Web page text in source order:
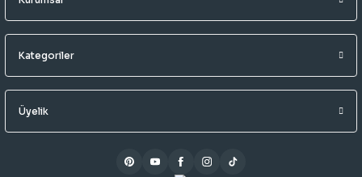
Kategoriler
Üyelik